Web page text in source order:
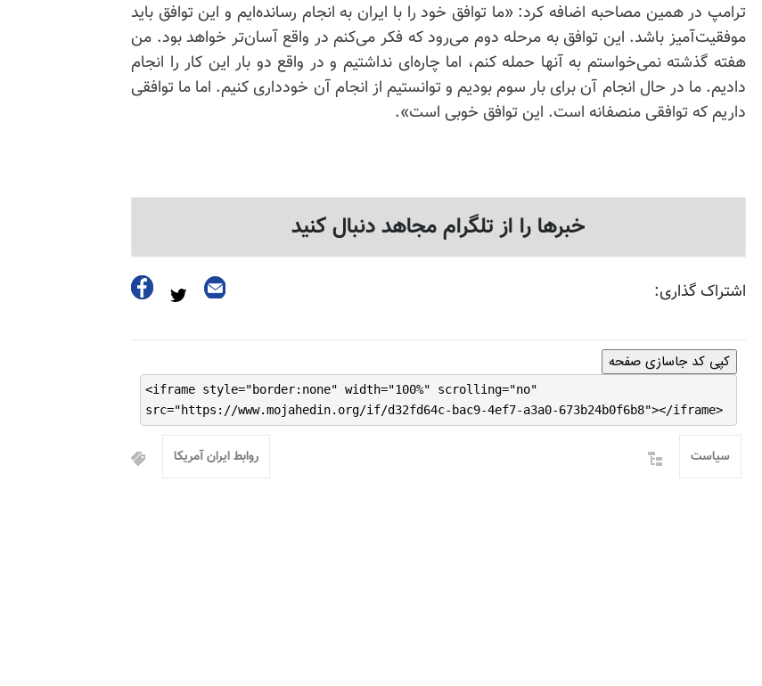
ترامپ در همین مصاحبه اضافه کرد: «ما توافق خود را با ایران به انجام رسانده‌ایم و این توافق باید
موفقیت‌آمیز باشد. این توافق به مرحله دوم می‌رود که فکر می‌کنم در واقع آسان‌تر خواهد بود. من
هفته گذشته نمی‌خواستم به آنها حمله کنم، اما چاره‌ای نداشتیم و در واقع دو بار این کار را انجام
دادیم. ما در حال انجام آن برای بار سوم بودیم و توانستیم از انجام آن خودداری کنیم. اما ما توافقی
داریم که توافقی منصفانه است. این توافق خوبی است».
خبرها را از تلگرام مجاهد دنبال کنید
اشتراک گذاری:
کپی کد جاسازی صفحه
<iframe style="border:none" width="100%" scrolling="no"
src="https://www.mojahedin.org/if/d32fd64c-bac9-4ef7-a3a0-673b24b0f6b8"></iframe>
روابط ایران آمریکا سیاست